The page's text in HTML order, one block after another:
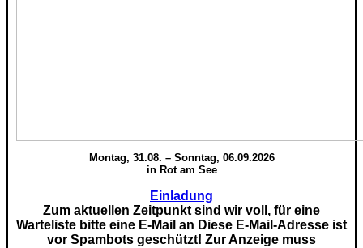
Montag, 31.08. – Sonntag, 06.09.2026
in Rot am See
Einladung
Zum aktuellen Zeitpunkt sind wir voll, für eine
Warteliste bitte eine E-Mail an Diese E-Mail-Adresse ist
vor Spambots geschützt! Zur Anzeige muss